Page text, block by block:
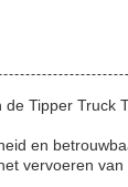
Tipper Truck
en
vervoeren van